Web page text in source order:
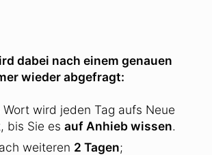
dabei nach einem genauen
wieder abgefragt:
Wort wird jeden Tag aufs Neue
bis Sie es auf Anhieb wissen.
weiteren 2 Tagen;